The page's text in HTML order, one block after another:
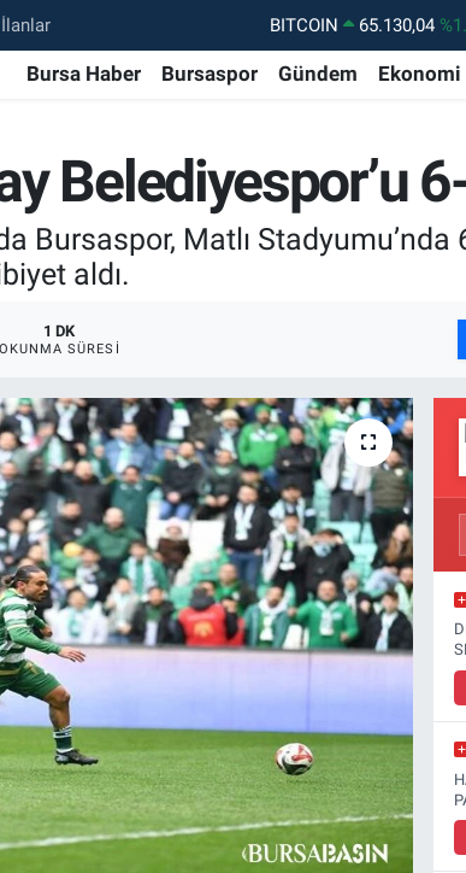
BITCOIN 65.130,04
GRAM ALTIN
6618.49
BİST100
13.773 %-
Bursa Haber Bursaspor Gündem Ekonomi
Belediyespor’u
Bursaspor, Matlı
aldı.
1 DK
OKUNMA SÜRESI